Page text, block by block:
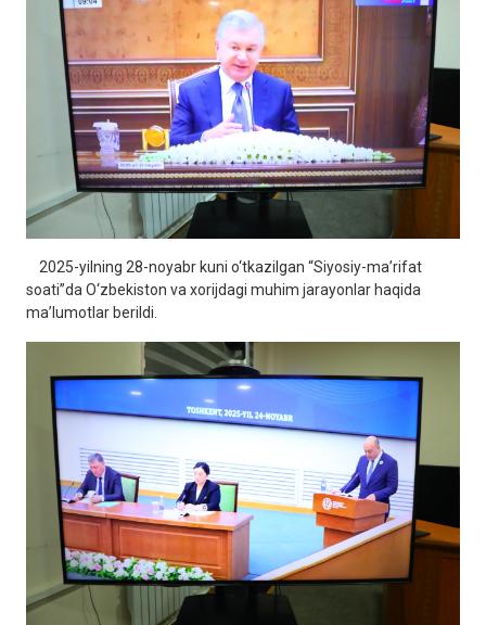
2025-yilning 28-noyabr kuni o‘tkazilgan “Siyosiy-maʼrifat
soati”da O‘zbekiston va xorijdagi muhim jarayonlar haqida
ma’lumotlar berildi.